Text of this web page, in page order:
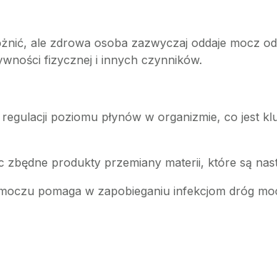
ale zdrowa osoba zazwyczaj oddaje mocz
fizycznej i innych czynników.
poziomu płynów w organizmie, co jest
zbędne produkty przemiany materii, które są
pomaga w zapobieganiu infekcjom dróg